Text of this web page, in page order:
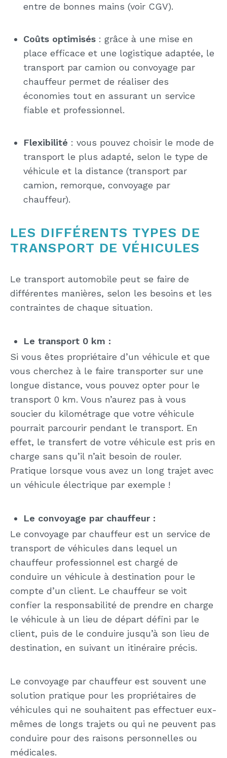
entre de bonnes mains (voir CGV).
Coûts optimisés : grâce à une mise en
place efficace et une logistique adaptée, le
transport par camion ou convoyage par
chauffeur permet de réaliser des
économies tout en assurant un service
fiable et professionnel.
Flexibilité : vous pouvez choisir le mode de
transport le plus adapté, selon le type de
véhicule et la distance (transport par
camion, remorque, convoyage par
chauffeur).
LES DIFFÉRENTS TYPES DE
TRANSPORT DE VÉHICULES
Le transport automobile peut se faire de
différentes manières, selon les besoins et les
contraintes de chaque situation.
Le transport 0 km :
Si vous êtes propriétaire d’un véhicule et que
vous cherchez à le faire transporter sur une
longue distance, vous pouvez opter pour le
transport 0 km. Vous n’aurez pas à vous
soucier du kilométrage que votre véhicule
pourrait parcourir pendant le transport. En
effet, le transfert de votre véhicule est pris en
charge sans qu’il n’ait besoin de rouler.
Pratique lorsque vous avez un long trajet avec
un véhicule électrique par exemple !
Le convoyage par chauffeur :
Le convoyage par chauffeur est un service de
transport de véhicules dans lequel un
chauffeur professionnel est chargé de
conduire un véhicule à destination pour le
compte d’un client. Le chauffeur se voit
confier la responsabilité de prendre en charge
le véhicule à un lieu de départ défini par le
client, puis de le conduire jusqu’à son lieu de
destination, en suivant un itinéraire précis.
Le convoyage par chauffeur est souvent une
solution pratique pour les propriétaires de
véhicules qui ne souhaitent pas effectuer eux-
mêmes de longs trajets ou qui ne peuvent pas
conduire pour des raisons personnelles ou
médicales.